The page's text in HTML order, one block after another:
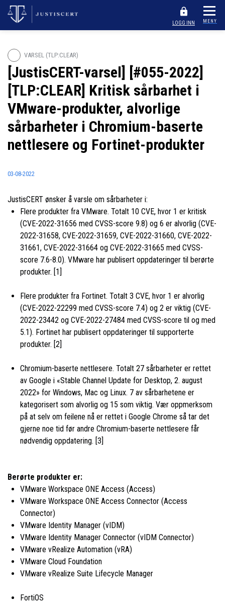
LOGG INN MENY
VARSEL (TLP:CLEAR)
[JustisCERT-varsel] [#055-2022]
[TLP:CLEAR] Kritisk sårbarhet i
VMware-produkter, alvorlige
sårbarheter i Chromium-baserte
nettlesere og Fortinet-produkter
03-08-2022
JustisCERT ønsker å varsle om sårbarheter i:
Flere produkter fra VMware. Totalt 10 CVE, hvor 1 er kritisk
(CVE-2022-31656 med CVSS-score 9.8) og 6 er alvorlig (CVE-
2022-31658, CVE-2022-31659, CVE-2022-31660, CVE-2022-
31661, CVE-2022-31664 og CVE-2022-31665 med CVSS-
score 7.6-8.0). VMware har publisert oppdateringer til berørte
produkter. [1]
Flere produkter fra Fortinet. Totalt 3 CVE, hvor 1 er alvorlig
(CVE-2022-22299 med CVSS-score 7.4) og 2 er viktig (CVE-
2022-23442 og CVE-2022-27484 med CVSS-score til og med
5.1). Fortinet har publisert oppdateringer til supporterte
produkter. [2]
Chromium-baserte nettlesere. Totalt 27 sårbarheter er rettet
av Google i «Stable Channel Update for Desktop, 2. august
2022» for Windows, Mac og Linux. 7 av sårbarhetene er
kategorisert som alvorlig og 15 som viktig. Vær oppmerksom
på at selv om feilene nå er rettet i Google Chrome så tar det
gjerne noe tid før andre Chromium-baserte nettlesere får
nødvendig oppdatering. [3]
Berørte produkter er:
VMware Workspace ONE Access (Access)
VMware Workspace ONE Access Connector (Access
Connector)
VMware Identity Manager (vIDM)
VMware Identity Manager Connector (vIDM Connector)
VMware vRealize Automation (vRA)
VMware Cloud Foundation
VMware vRealize Suite Lifecycle Manager
FortiOS